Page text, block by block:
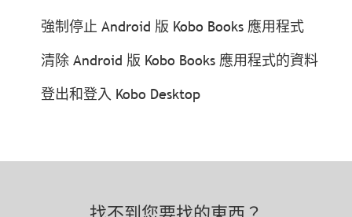
強制停止 Android 版 Kobo Books 應用程式
清除 Android 版 Kobo Books 應用程式的資料
登出和登入 Kobo Desktop